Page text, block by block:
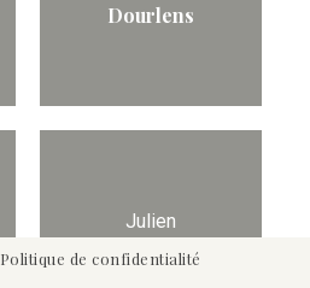
Dourlens
Julien
Lampe
Politique de confidentialité